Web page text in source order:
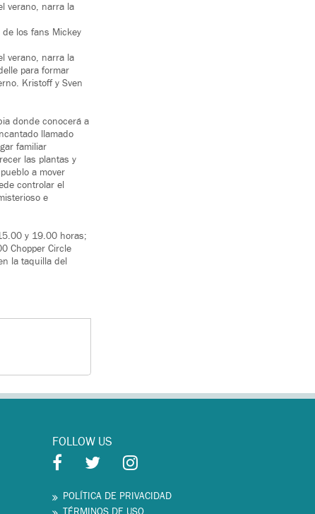
verano, narra la
los fans Mickey
verano, narra la
para formar
Kristoff y Sven
donde conocerá a
llamado
familiar
las plantas y
a mover
controlar el
e
y 19.00 horas;
Chopper Circle
la taquilla del
FOLLOW US
POLÍTICA DE PRIVACIDAD